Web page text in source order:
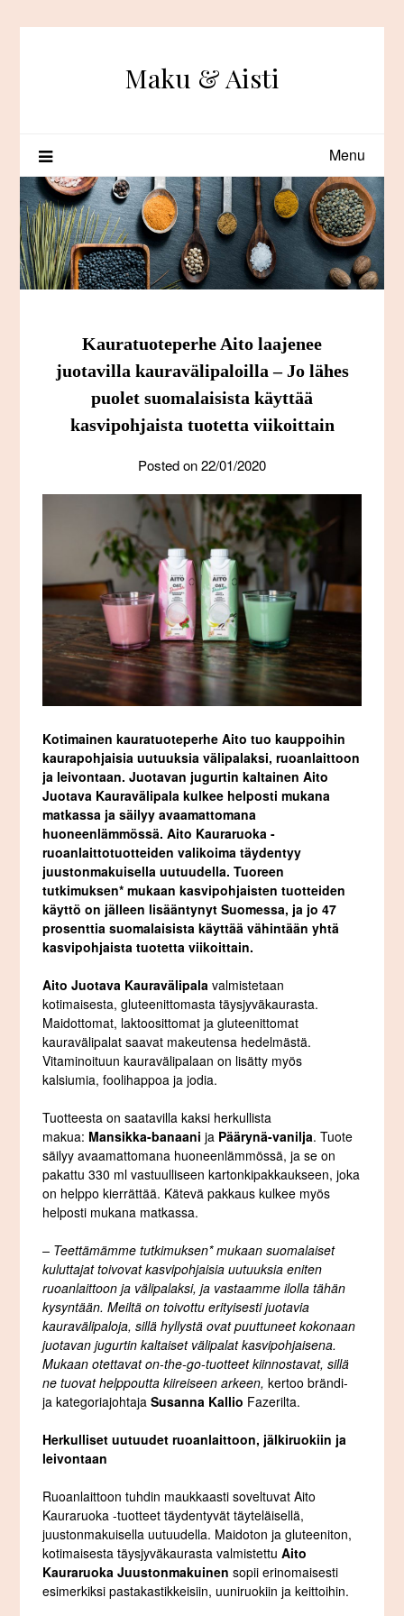
Maku & Aisti
Menu
Kauratuoteperhe Aito laajenee
juotavilla kauravälipaloilla – Jo lähes
puolet suomalaisista käyttää
kasvipohjaista tuotetta viikoittain
Posted on22/01/2020
Kotimainen kauratuoteperhe Aito tuo kauppoihin
kaurapohjaisia uutuuksia välipalaksi, ruoanlaittoon
ja leivontaan. Juotavan jugurtin kaltainen Aito
Juotava Kauravälipala kulkee helposti mukana
matkassa ja säilyy avaamattomana
huoneenlämmössä. Aito Kauraruoka -
ruoanlaittotuotteiden valikoima täydentyy
juustonmakuisella uutuudella. Tuoreen
tutkimuksen* mukaan kasvipohjaisten tuotteiden
käyttö on jälleen lisääntynyt Suomessa, ja jo 47
prosenttia suomalaisista käyttää vähintään yhtä
kasvipohjaista tuotetta viikoittain.
Aito Juotava Kauravälipalavalmistetaan
kotimaisesta, gluteenittomasta täysjyväkaurasta.
Maidottomat, laktoosittomat ja gluteenittomat
kauravälipalat saavat makeutensa hedelmästä.
Vitaminoituun kauravälipalaan on lisätty myös
kalsiumia, foolihappoa ja jodia.
Tuotteesta on saatavilla kaksi herkullista
makua: Mansikka-banaani ja Päärynä-vanilja. Tuote
säilyy avaamattomana huoneenlämmössä, ja se on
pakattu 330 ml vastuulliseen kartonkipakkaukseen, joka
on helppo kierrättää. Kätevä pakkaus kulkee myös
helposti mukana matkassa.
– Teettämämme tutkimuksen* mukaan suomalaiset
kuluttajat toivovat kasvipohjaisia uutuuksia eniten
ruoanlaittoon ja välipalaksi, ja vastaamme ilolla tähän
kysyntään. Meiltä on toivottu erityisesti juotavia
kauravälipaloja, sillä hyllystä ovat puuttuneet kokonaan
juotavan jugurtin kaltaiset välipalat kasvipohjaisena.
Mukaan otettavat on-the-go-tuotteet kiinnostavat, sillä
ne tuovat helppoutta kiireiseen arkeen,kertoo brändi-
ja kategoriajohtajaSusanna Kallio Fazerilta.
Herkulliset uutuudet ruoanlaittoon, jälkiruokiin ja
leivontaan
Ruoanlaittoon tuhdin maukkaasti soveltuvat Aito
Kauraruoka -tuotteet täydentyvät täyteläisellä,
juustonmakuisella uutuudella. Maidoton ja gluteeniton,
kotimaisesta täysjyväkaurasta valmistettuAito
Kauraruoka Juustonmakuinensopii erinomaisesti
esimerkiksi pastakastikkeisiin, uuniruokiin ja keittoihin.